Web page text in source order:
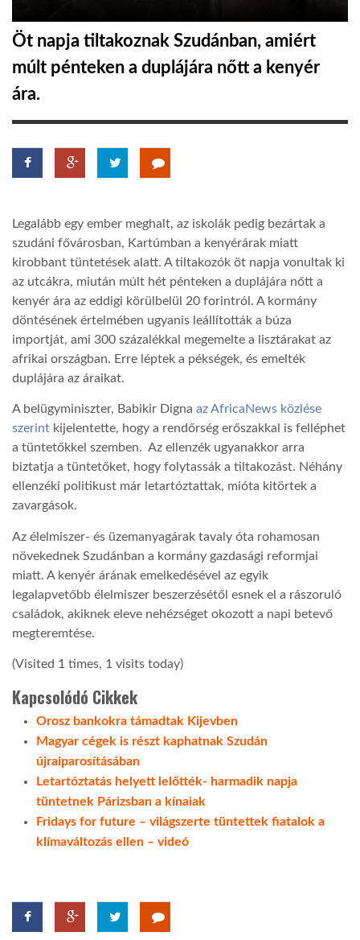
HÍR3D
GLOBOTV
AFRIKA TUDÁSTÁR
A NAP SZÉPE
LINKTR.EE
GLOBOZSARU
LATIMO.HU
GLOBOBOOK
Öt napja tiltakoznak Szudánban, amiért
múlt pénteken a duplájára nőtt a kenyér
ára.
Legalább egy ember meghalt, az iskolák pedig bezártak a
szudáni fővárosban, Kartúmban a kenyérárak miatt
kirobbant tüntetések alatt. A tiltakozók öt napja vonultak ki
az utcákra, miután múlt hét pénteken a duplájára nőtt a
kenyér ára az eddigi körülbelül 20 forintról. A kormány
döntésének értelmében ugyanis leállították a búza
importját, ami 300 százalékkal megemelte a lisztárakat az
afrikai országban. Erre léptek a pékségek, és emelték
duplájára az áraikat.
A belügyminiszter, Babikir Digna az AfricaNews közlése
szerint kijelentette, hogy a rendőrség erőszakkal is felléphet
a tüntetőkkel szemben. Az ellenzék ugyanakkor arra
biztatja a tüntetőket, hogy folytassák a tiltakozást. Néhány
ellenzéki politikust már letartóztattak, mióta kitörtek a
zavargások.
Az élelmiszer- és üzemanyagárak tavaly óta rohamosan
növekednek Szudánban a kormány gazdasági reformjai
miatt. A kenyér árának emelkedésével az egyik
legalapvetőbb élelmiszer beszerzésétől esnek el a rászoruló
családok, akiknek eleve nehézséget okozott a napi betevő
megteremtése.
(Visited 1 times, 1 visits today)
Kapcsolódó Cikkek
Orosz bankokra támadtak Kijevben
Magyar cégek is részt kaphatnak Szudán
újraiparosításában
Letartóztatás helyett lelőtték- harmadik napja
tüntetnek Párizsban a kínaiak
Fridays for future – világszerte tüntettek fiatalok a
klímaváltozás ellen – videó